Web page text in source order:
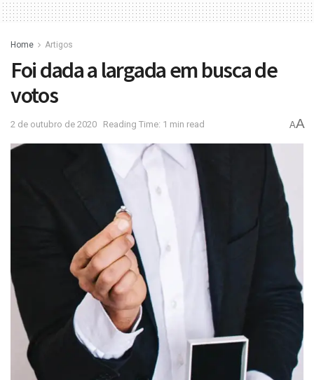
Home Artigos
Foi dada a largada em busca de
votos
2 de outubro de 2020 Reading Time: 1 min read AA